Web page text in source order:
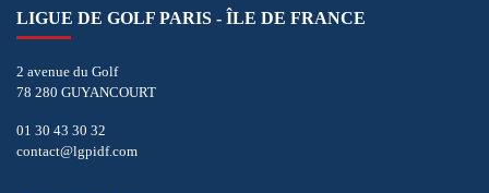
LIGUE DE GOLF PARIS - ÎLE DE FRANCE
2 avenue du Golf
78 280 GUYANCOURT
01 30 43 30 32
contact@lgpidf.com